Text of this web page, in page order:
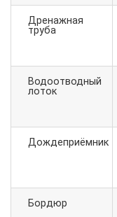
Дренажная
труба
Водоотводный
лоток
Дождеприёмник
Бордюр